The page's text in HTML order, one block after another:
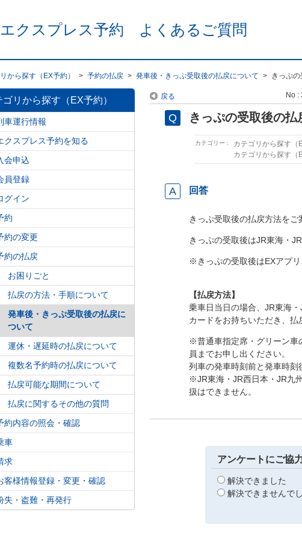
エクスプレス予約 よくあるご質問
から探す（EX予約） > 予約の払戻 > 発車後・きっぷ受取後の払戻について > きっぷ
ゴリから探す（EX予約）
車運行情報
クスプレス予約を知る
会申込
員登録
グイン
約
約の変更
約の払戻
お困りごと
払戻の方法・手順について
発車後・きっぷ受取後の払戻に
ついて
運休・遅延時の払戻について
複数名予約時の払戻について
払戻可能な期間について
払戻に関するその他の質問
約内容の照会・確認
車
求
客様情報登録・変更・確認
失・盗難・再発行
戻る No :
きっぷの受取後の払
カテゴリー : カテゴリから探す（
カテゴリから探す（
回答
きっぷ受取後の払戻方法をご
きっぷの受取後はJR東海・
※きっぷの受取後はEXアプリ
【払戻方法】
乗車日当日の場合、JR東海
カードをお持ちいただき、払
※普通車指定席・グリーン車
員までお申し出ください。
列車の発車時刻前と発車時刻
※JR東海・JR西日本・JR九
扱はできません。
アンケートにご協
解決できました
解決できませんで